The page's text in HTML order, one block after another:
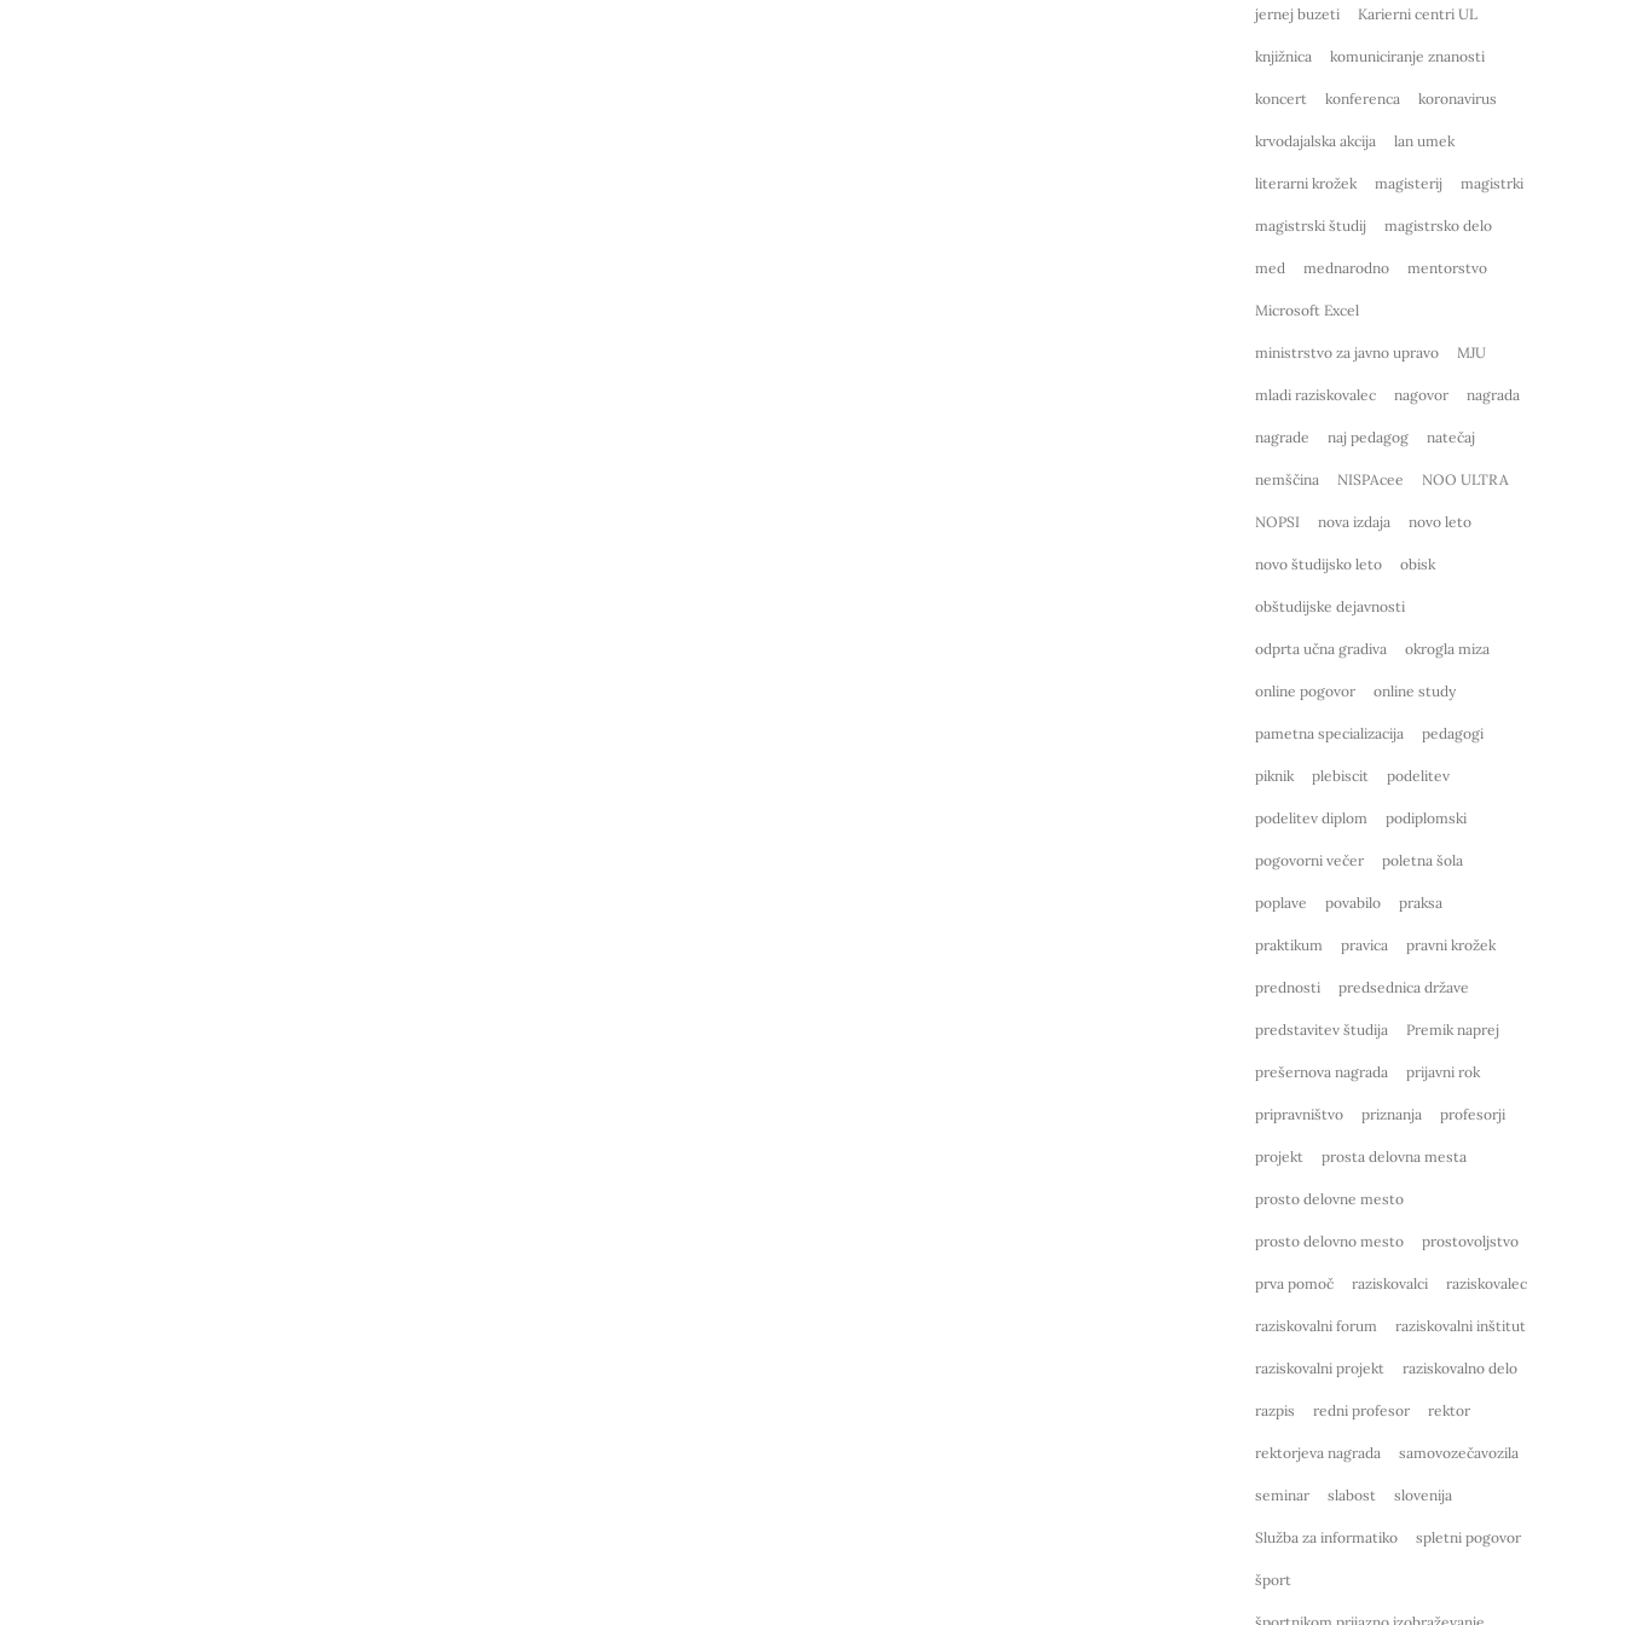
jernej buzeti Karierni centri UL
knjižnica komuniciranje znanosti
koncert konferenca koronavirus
krvodajalska akcija lan umek
literarni krožek magisterij magistrki
magistrski študij magistrsko delo
med mednarodno mentorstvo
Microsoft Excel
ministrstvo za javno upravo MJU
mladi raziskovalec nagovor nagrada
nagrade naj pedagog natečaj
nemščina NISPAcee NOO ULTRA
NOPSI nova izdaja novo leto
novo študijsko leto obisk
obštudijske dejavnosti
odprta učna gradiva okrogla miza
online pogovor online study
pametna specializacija pedagogi
piknik plebiscit podelitev
podelitev diplom podiplomski
pogovorni večer poletna šola
poplave povabilo praksa
praktikum pravica pravni krožek
prednosti predsednica države
predstavitev študija Premik naprej
prešernova nagrada prijavni rok
pripravništvo priznanja profesorji
projekt prosta delovna mesta
prosto delovne mesto
prosto delovno mesto prostovoljstvo
prva pomoč raziskovalci raziskovalec
raziskovalni forum raziskovalni inštitut
raziskovalni projekt raziskovalno delo
razpis redni profesor rektor
rektorjeva nagrada samovozečavozila
seminar slabost slovenija
Služba za informatiko spletni pogovor
šport